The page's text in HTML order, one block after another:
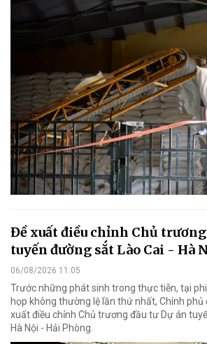
Đề xuất điều chỉnh Chủ trương
tuyến đường sắt Lào Cai - Hà
06/08/2026 11:05
Trước những phát sinh trong thực tiễn, tại
họp không thường lệ lần thứ nhất, Chính phủ
xuất điều chỉnh Chủ trương đầu tư Dự án
Hà Nội - Hải Phòng.